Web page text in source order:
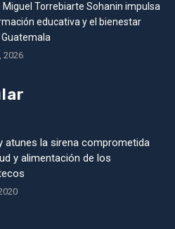
Miguel Torrebiarte Sohanin impulsa
educativa y el bienestar
2026
atunes la sirena comprometida
y alimentación de los